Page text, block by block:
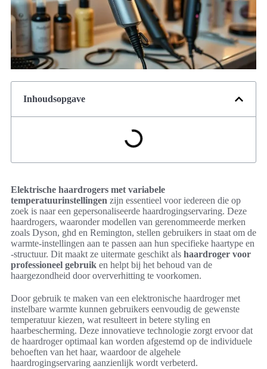
Inhoudsopgave
Elektrische haardrogers met variabele
temperatuurinstellingen zijn essentieel voor iedereen die op
zoek is naar een gepersonaliseerde haardrogingservaring. Deze
haardrogers, waaronder modellen van gerenommeerde merken
zoals Dyson, ghd en Remington, stellen gebruikers in staat om de
warmte-instellingen aan te passen aan hun specifieke haartype en
-structuur. Dit maakt ze uitermate geschikt als haardroger voor
professioneel gebruik en helpt bij het behoud van de
haargezondheid door oververhitting te voorkomen.
Door gebruik te maken van een elektronische haardroger met
instelbare warmte kunnen gebruikers eenvoudig de gewenste
temperatuur kiezen, wat resulteert in betere styling en
haarbescherming. Deze innovatieve technologie zorgt ervoor dat
de haardroger optimaal kan worden afgestemd op de individuele
behoeften van het haar, waardoor de algehele
haardrogingservaring aanzienlijk wordt verbeterd.